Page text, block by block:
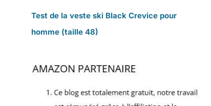
Test de la veste ski Black Crevice pour
homme (taille 48)